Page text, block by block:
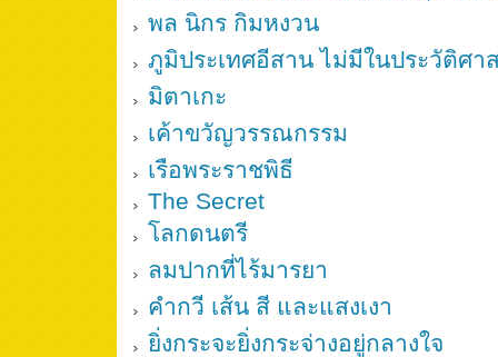
พล นิกร กิมหงวน
ภูมิประเทศอีสาน ไม่มีในประวัติศา
มิตาเกะ
เค้าขวัญวรรณกรรม
เรือพระราชพิธี
The Secret
โลกดนตรี
ลมปากที่ไร้มารยา
คำกวี เส้น สี และแสงเงา
ยิ่งกระจะยิ่งกระจ่างอยู่กลางใจ